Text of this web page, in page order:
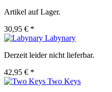
Artikel auf Lager.
30,95 € *
Labynary
Derzeit leider nicht lieferbar.
42,95 € *
Two Keys